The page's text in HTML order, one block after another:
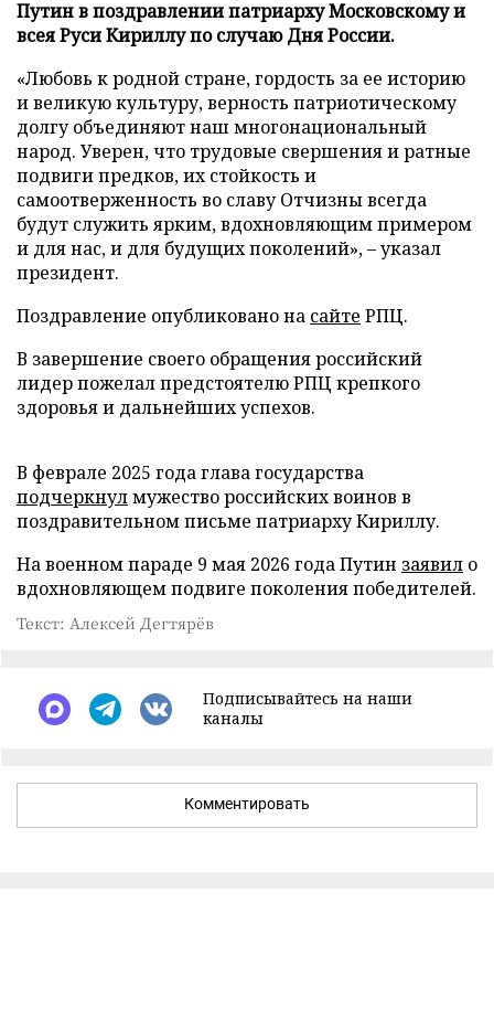
Путин в поздравлении патриарху Московскому и
всея Руси Кириллу по случаю Дня России.
«Любовь к родной стране, гордость за ее историю
и великую культуру, верность патриотическому
долгу объединяют наш многонациональный
народ. Уверен, что трудовые свершения и ратные
подвиги предков, их стойкость и
самоотверженность во славу Отчизны всегда
будут служить ярким, вдохновляющим примером
и для нас, и для будущих поколений», – указал
президент.
Поздравление опубликовано на сайте РПЦ.
В завершение своего обращения российский
лидер пожелал предстоятелю РПЦ крепкого
здоровья и дальнейших успехов.
В феврале 2025 года глава государства
подчеркнулмужество российских воинов в
поздравительном письме патриарху Кириллу.
На военном параде 9 мая 2026 года Путин заявил о
вдохновляющем подвиге поколения победителей.
Текст: Алексей Дегтярёв
Подписывайтесь на наши
каналы
Комментировать